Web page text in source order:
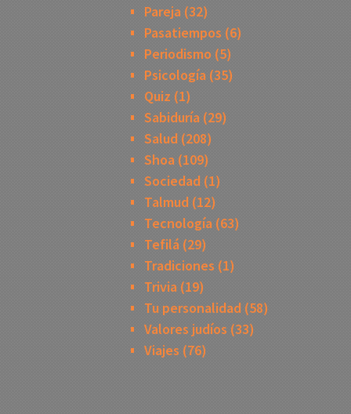
Pareja (32)
Pasatiempos (6)
Periodismo (5)
Psicología (35)
Quiz (1)
Sabiduría (29)
Salud (208)
Shoa (109)
Sociedad (1)
Talmud (12)
Tecnología (63)
Tefilá (29)
Tradiciones (1)
Trivia (19)
Tu personalidad (58)
Valores judíos (33)
Viajes (76)